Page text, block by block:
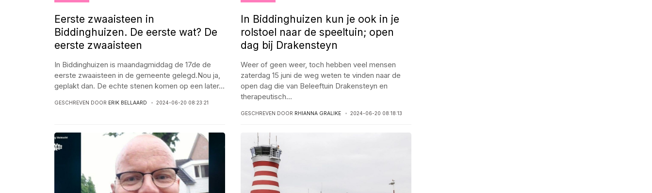
Eerste zwaaisteen in
Biddinghuizen. De eerste wat? De
eerste zwaaisteen
In Biddinghuizen is maandagmiddag de 17de de
eerste zwaaisteen in de gemeente gelegd.Nou ja,
geplakt dan. De echte stenen komen op een later...
GESCHREVEN DOOR ERIK BELLAARD 2024-06-20 08:23:21
In Biddinghuizen kun je ook in je
rolstoel naar de speeltuin; open
dag bij Drakensteyn
Weer of geen weer, toch hebben veel mensen
zaterdag 15 juni de weg weten te vinden naar de
open dag die van Beleeftuin Drakensteyn en
therapeutisch...
GESCHREVEN DOOR RHIANNA GRALIKE 2024-06-20 08:18:13